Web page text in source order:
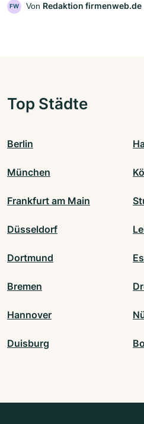
FW Von Redaktion firmenweb.de
Top Städte
Berlin
München
Frankfurt am Main
Düsseldorf
Dortmund
Bremen
Hannover
Duisburg